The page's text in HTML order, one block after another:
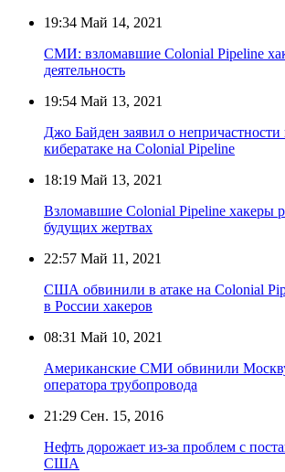
19:34 Май 14, 2021
СМИ: взломавшие Colonial Pipeline
деятельность
19:54 Май 13, 2021
Джо Байден заявил о
кибератаке на Colonial Pipeline
18:19 Май 13, 2021
Взломавшие Colonial Pipeline хакеры
будущих жертвах
22:57 Май 11, 2021
США обвинили в атаке на Colonial
в России хакеров
08:31 Май 10, 2021
Американские СМИ обвинили
оператора трубопровода
21:29 Сен. 15, 2016
Нефть дорожает из-за проблем с
США